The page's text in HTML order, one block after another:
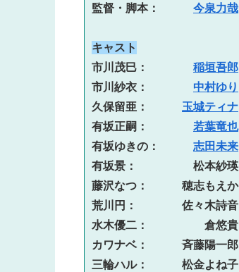
監督・脚本： 今泉力哉
キャスト
市川茂巳： 稲垣吾郎
市川紗衣： 中村ゆり
久保留亜： 玉城ティナ
有坂正嗣：
若葉竜也
有坂ゆきの： 志田未来
有坂景：　　　　　松本紗瑛
藤沢なつ：　　　穂志もえか
荒川円：　　　　佐々木詩音
水木優二：　　　　　倉悠貴
カワナベ：　　　斉藤陽一郎
三輪ハル：　　　松金よね子